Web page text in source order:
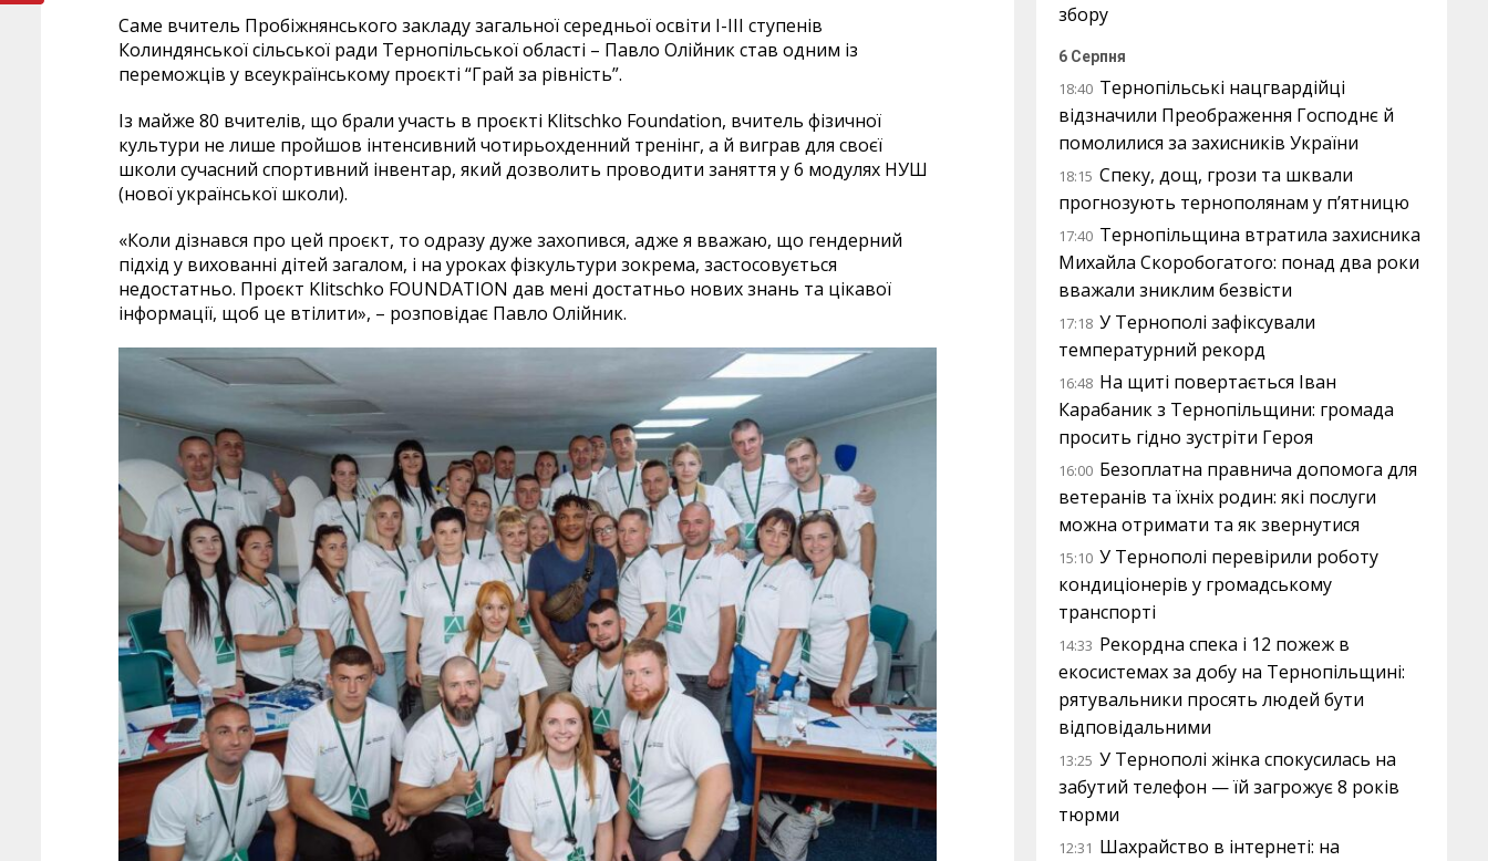
Саме вчитель Пробіжнянського закладу загальної середньої освіти І-ІІІ ступенів
Колиндянської сільської ради Тернопільської області – Павло Олійник став одним із
переможців у всеукраїнському проєкті “Грай за рівність”.
Із майже 80 вчителів, що брали участь в проєкті Klitschko Foundation, вчитель фізичної
культури не лише пройшов інтенсивний чотирьохденний тренінг, а й виграв для своєї
школи сучасний спортивний інвентар, який дозволить проводити заняття у 6 модулях НУШ
(нової української школи).
«Коли дізнався про цей проєкт, то одразу дуже захопився, адже я вважаю, що гендерний
підхід у вихованні дітей загалом, і на уроках фізкультури зокрема, застосовується
недостатньо. Проєкт Klitschko FOUNDATION дав мені достатньо нових знань та цікавої
інформації, щоб це втілити», – розповідає Павло Олійник.
збору
6 Серпня
18:40 Тернопільські нацгвардійці
відзначили Преображення Господнє й
помолилися за захисників України
18:15 Спеку, дощ, грози та шквали
прогнозують тернополянам у п’ятницю
17:40 Тернопільщина втратила захисника
Михайла Скоробогатого: понад два роки
вважали зниклим безвісти
17:18 У Тернополі зафіксували
температурний рекорд
16:48 На щиті повертається Іван
Карабаник з Тернопільщини: громада
просить гідно зустріти Героя
16:00 Безоплатна правнича допомога для
ветеранів та їхніх родин: які послуги
можна отримати та як звернутися
15:10 У Тернополі перевірили роботу
кондиціонерів у громадському
транспорті
14:33 Рекордна спека і 12 пожеж в
екосистемах за добу на Тернопільщині:
рятувальники просять людей бути
відповідальними
13:25 У Тернополі жінка спокусилась на
забутий телефон — їй загрожує 8 років
тюрми
12:31 Шахрайство в інтернеті: на